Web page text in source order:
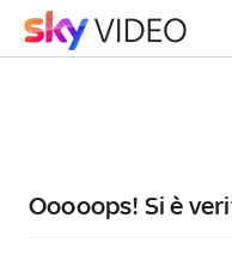
Ooooops! Si è